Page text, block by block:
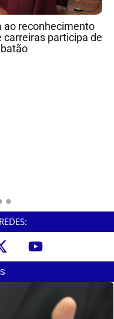
ao reconhecimento
participa de